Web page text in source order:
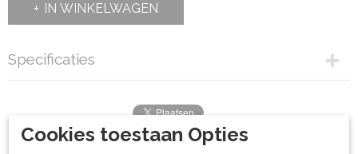
IN WINKELWAGEN
Specificaties
Bruto gewicht
2,00 Kg
Cookies toestaan Opties